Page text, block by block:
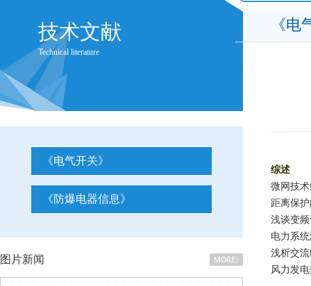
技术文献
Technical literature
《电气开关》
《防爆电器信息》
图片新闻
《电
综述
微网技
距离保
浅谈变
电力系
浅析交
风力发